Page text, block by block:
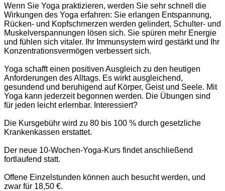
Wenn Sie Yoga praktizieren, werden Sie sehr schnell die
Wirkungen des Yoga erfahren: Sie erlangen Entspannung,
Rücken- und Kopfschmerzen werden gelindert, Schulter- und
Muskelverspannungen lösen sich. Sie spüren mehr Energie
und fühlen sich vitaler. Ihr Immunsystem wird gestärkt und Ihr
Konzentrationsvermögen verbessert sich.
Yoga schafft einen positiven Ausgleich zu den heutigen
Anforderungen des Alltags. Es wirkt ausgleichend,
gesundend und beruhigend auf Körper, Geist und Seele. Mit
Yoga kann jederzeit begonnen werden. Die Übungen sind
für jeden leicht erlernbar. Interessiert?
Die Kursgebühr wird zu 80 bis 100 % durch gesetzliche
Krankenkassen erstattet.
Der neue 10-Wochen-Yoga-Kurs findet anschließend
fortlaufend statt.
Offene Einzelstunden können auch besucht werden, und
zwar für 18,50 €.